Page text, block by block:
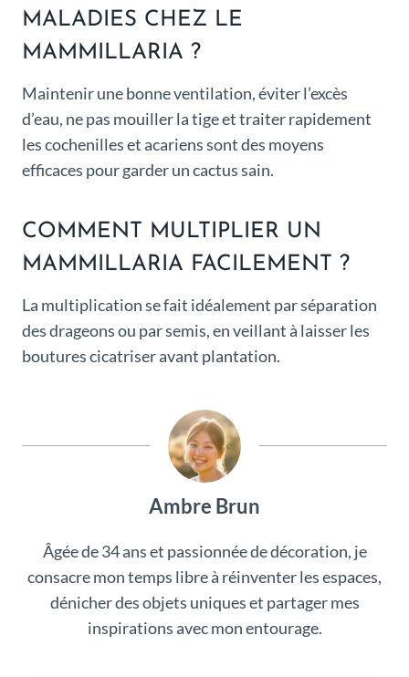
MALADIES CHEZ LE
MAMMILLARIA ?
Maintenir une bonne ventilation, éviter l’excès
d’eau, ne pas mouiller la tige et traiter rapidement
les cochenilles et acariens sont des moyens
efficaces pour garder un cactus sain.
COMMENT MULTIPLIER UN
MAMMILLARIA FACILEMENT ?
La multiplication se fait idéalement par séparation
des drageons ou par semis, en veillant à laisser les
boutures cicatriser avant plantation.
Ambre Brun
Âgée de 34 ans et passionnée de décoration, je
consacre mon temps libre à réinventer les espaces,
dénicher des objets uniques et partager mes
inspirations avec mon entourage.